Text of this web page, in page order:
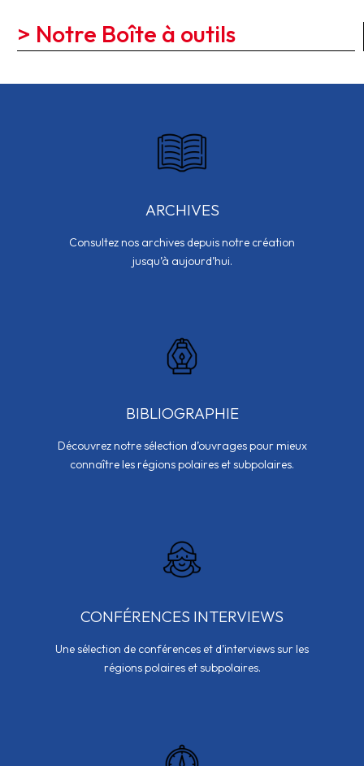
> Notre Boîte à outils
ARCHIVES
Consultez nos archives depuis notre création
jusqu’à aujourd’hui.
BIBLIOGRAPHIE
Découvrez notre sélection d’ouvrages pour mieux
connaître les régions polaires et subpolaires.
CONFÉRENCES INTERVIEWS
Une sélection de conférences et d’interviews sur les
régions polaires et subpolaires.